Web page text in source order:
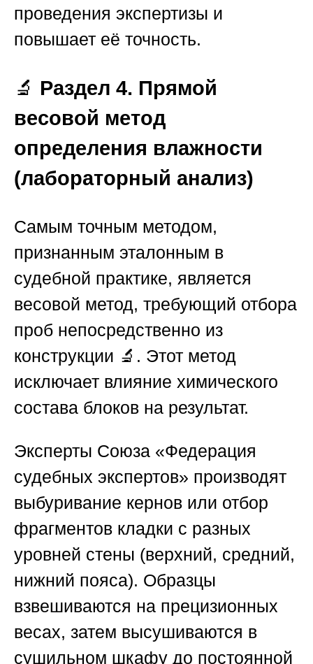
проведения экспертизы и
повышает её точность.
🔬 Раздел 4. Прямой
весовой метод
определения влажности
(лабораторный анализ)
Самым точным методом,
признанным эталонным в
судебной практике, является
весовой метод, требующий отбора
проб непосредственно из
конструкции 🔬. Этот метод
исключает влияние химического
состава блоков на результат.
Эксперты Союза «Федерация
судебных экспертов» производят
выбуривание кернов или отбор
фрагментов кладки с разных
уровней стены (верхний, средний,
нижний пояса). Образцы
взвешиваются на прецизионных
весах, затем высушиваются в
сушильном шкафу до постоянной